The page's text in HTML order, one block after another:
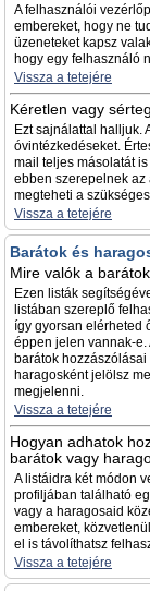
A felhasználói
embereket, hogy ne
üzeneteket kapsz
hogy egy felhasználó
Vissza a tetejére
Kéretlen vagy
Ezt sajnálattal halljuk.
óvintézkedéseket.
mail teljes másolatát
ebben szerepelnek az
megteheti a
Vissza a tetejére
Barátok és
Mire valók a
Ezen listák
listában szereplő
így gyorsan elérheted
éppen jelen vannak-
barátok
haragosként jelölsz
megjelenni.
Vissza a tetejére
Hogyan adhatok
barátok vagy
A listáidra két módon
profiljában található
vagy a haragosaid
embereket,
el is távolíthatsz
Vissza a tetejére